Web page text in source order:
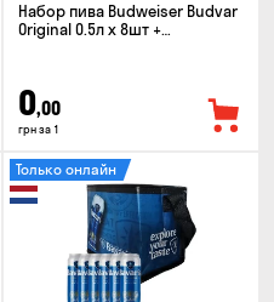
Набор пива Budweiser Budvar
Original 0.5л x 8шт +
0,00
грн за 1
Только онлайн